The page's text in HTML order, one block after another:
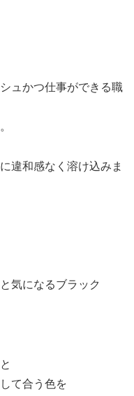
ュかつ仕事ができる職
違和感なく溶け込みま
気になるブラック
て合う色を